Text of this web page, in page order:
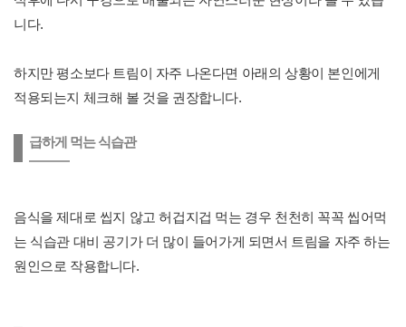
니다.
하지만 평소보다 트림이 자주 나온다면 아래의 상황이 본인에게
적용되는지 체크해 볼 것을 권장합니다.
급하게 먹는 식습관
음식을 제대로 씹지 않고 허겁지겁 먹는 경우 천천히 꼭꼭 씹어먹
는 식습관 대비 공기가 더 많이 들어가게 되면서 트림을 자주 하는
원인으로 작용합니다.